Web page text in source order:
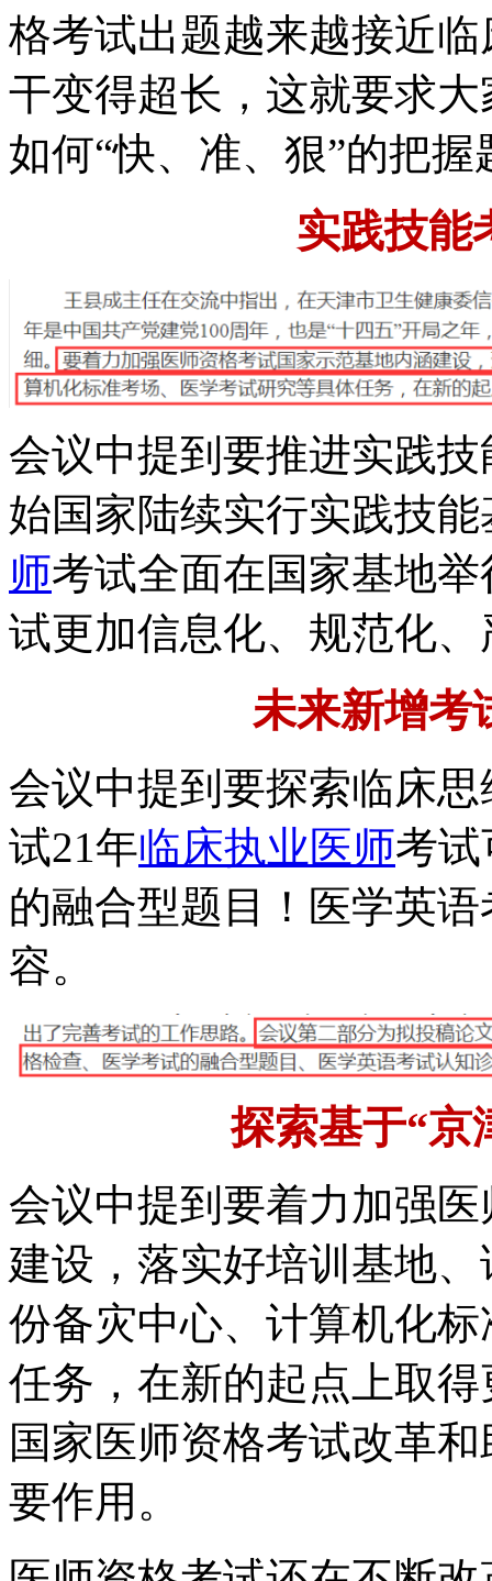
格考试出题越来越接近
干变得超长，这就要求
如何“快、准、狠”的把
实践技能
会议中提到要推进实践
始国家陆续实行实践技
师考试全面在国家基地
试更加信息化、规范化
未来新增考
会议中提到要探索临床
试21年临床执业医师考
的融合型题目！医学英
容。
探索基于“京
会议中提到要着力加强
建设，落实好培训基地
份备灾中心、计算机化
任务，在新的起点上取
国家医师资格考试改革
要作用。